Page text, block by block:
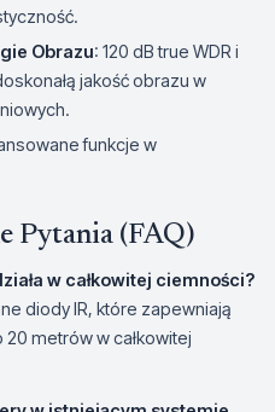
Obrazu: 120 dB true WDR i
jakość obrazu w
funkcje w
Pytania (FAQ)
w całkowitej ciemności?
diody IR, które zapewniają
metrów w całkowitej